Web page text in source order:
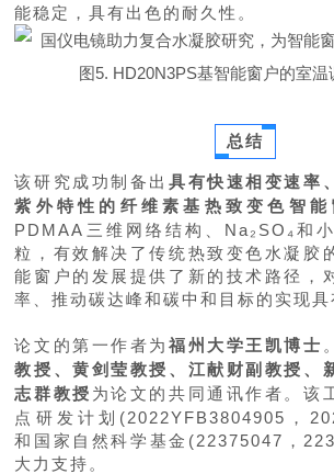
能稳定，具有出色的耐久性。
图5. HD20N3PS基智能窗户的室温
总结
该研究成功制备出 具有快速相变速率
紫外特性的纤维素基热致变色智能
PDMAA三维网络结构、Na₂SO₄和
粒，有效解决了传统热致变色水凝胶
能窗户的发展提供了新的技术路径，
率、推动碳达峰和碳中和目标的实现具
论文的第一作者为 福州大学王凯博士
教授 、黄剑莹教授 、江献财副教授 、
志群教授 为论文的共同通讯作者。该
点研发计划(2022YFB3804905，
和国家自然科学基金(22375047，
大力支持。